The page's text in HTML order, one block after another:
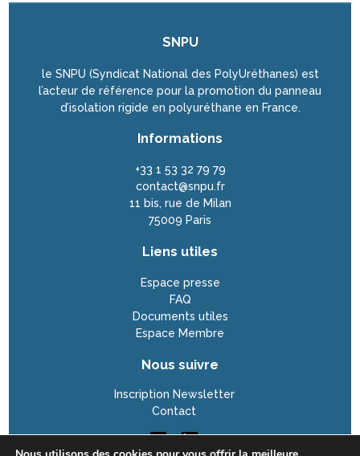
SNPU
le SNPU (Syndicat National des PolyUréthanes) est
l’acteur de référence pour la promotion du panneau
d’isolation rigide en polyuréthane en France.
Informations
+33 1 53 32 79 79
contact@snpu.fr
11 bis, rue de Milan
75009 Paris
Liens utiles
Espace presse
FAQ
Documents utiles
Espace Membre
Nous suivre
Inscription Newsletter
Contact